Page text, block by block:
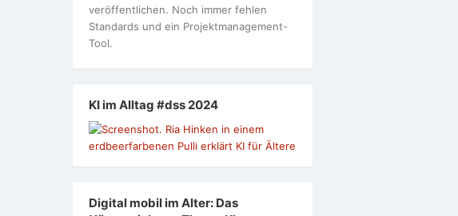
veröffentlichen. Noch immer fehlen
Standards und ein Projektmanagement-
Tool.
KI im Alltag #dss 2024
Digital mobil im Alter: Das